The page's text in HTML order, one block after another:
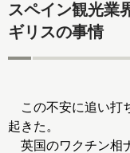
スペイン観光業
ギリスの事情
この不安に追い打
起きた。
英国のワクチン相